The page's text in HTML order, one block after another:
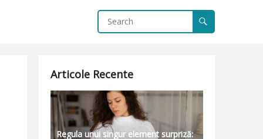
Articole Recente
Regula unui singur element surpriză: